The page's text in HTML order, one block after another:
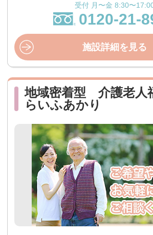
受付 月〜金 8:30〜
0120-21-
施設詳細を見る
地域密着型 介護老人
らいふあかり